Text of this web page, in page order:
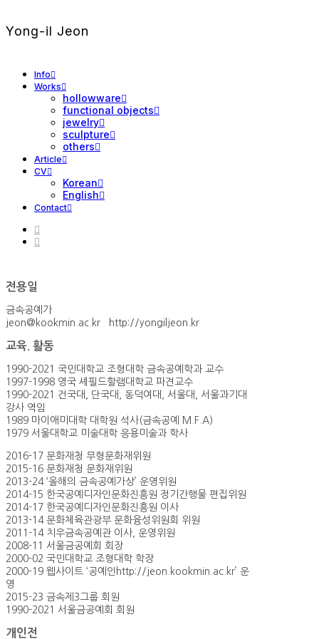
Yong-il Jeon
Info
Works
hollowware
functional objects
jewelry
sculpture
others
Article
CV
Korean
English
Contact
전용일
금속공예가
jeon@kookmin.ac.kr http://yongiljeon.kr
교육. 활동
1990-2021 국민대학교 조형대학 금속공예학과 교수
1997-1998 영국 셰필드할램대학교 파견교수
1990-2021 건국대, 단국대, 동덕여대, 서울대, 서울과기대
강사 역임
1989 마이애미대학 대학원 석사(금속공예 M.F.A)
1979 서울대학교 미술대학 응용미술과 학사
2016-17 문화재청 무형문화재위원
2015-16 문화재청 문화재위원
2013-24 ‘올해의 금속공예가상’ 운영위원
2014-15 한국공예디자인문화진흥원 정기간행물 편집위원
2014-17 한국공예디자인문화진흥원 이사
2013-14 문화체육관광부 문화융성위원회 위원
2011-14 치우금속공예관 이사, 운영위원
2008-11 서울금공예회 회장
2000-02 국민대학교 조형대학 학장
2000-19 웹사이트 ‘공예인http://jeon.kookmin.ac.kr’ 운
영
2015-23 금속제3그룹 회원
1990-2021 서울금공예회 회원
개인전